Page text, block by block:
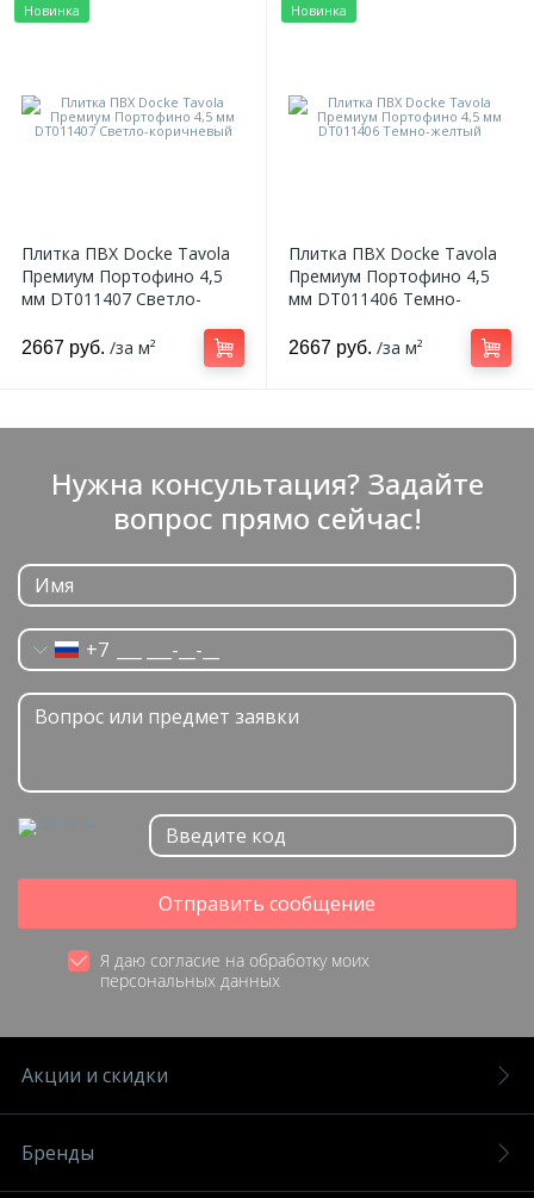
Новинка
Плитка ПВХ Docke Tavola
Премиум Портофино 4,5
мм DT011407 Светло-
2667 руб. /за м²
Новинка
Плитка ПВХ Docke Tavola
Премиум Портофино 4,5
мм DT011406 Темно-
2667 руб. /за м²
Нужна консультация? Задайте
вопрос прямо сейчас!
+7
Отправить сообщение
Я даю согласие на обработку моих
персональных данных
Акции и скидки
Бренды